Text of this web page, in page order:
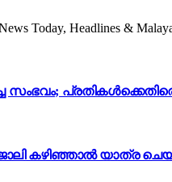
സംഭവം;
കഴിഞ്ഞാൽ യാത്ര